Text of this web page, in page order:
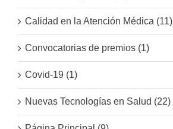
Calidad en la Atención Médica (11)
Convocatorias de premios (1)
Covid-19 (1)
Nuevas Tecnologías en Salud (22)